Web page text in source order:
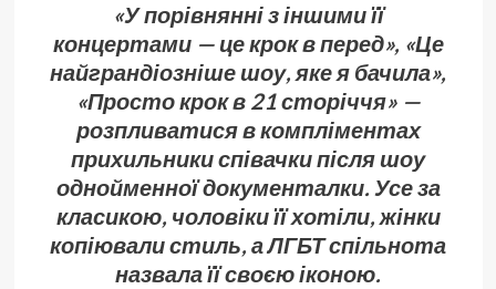
«У порівнянні з іншими її
концертами — це крок в перед», «Це
найграндіозніше шоу, яке я бачила»,
«Просто крок в 21 сторіччя» —
розпливатися в компліментах
прихильники співачки після шоу
однойменної документалки. Усе за
класикою, чоловіки її хотіли, жінки
копіювали стиль, а ЛГБТ спільнота
назвала її своєю іконою.